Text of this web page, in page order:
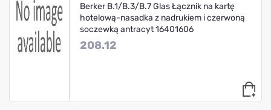
Berker B.1/B.3/B.7 Glas Łącznik na kartę
hotelową-nasadka z nadrukiem i czerwoną
soczewką antracyt 16401606
208.12